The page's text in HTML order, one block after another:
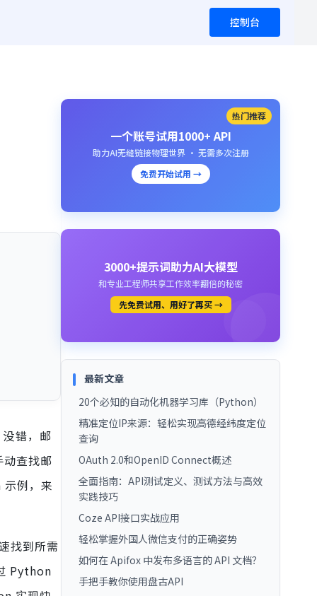
控制台
错，邮
查找邮
例，来
找到所需
Python
热门推荐
一个账号试用1000+ API
助力AI无缝链接物理世界 · 无需多次注册
免费开始试用 →
3000+提示词助力AI大模型
和专业工程师共享工作效率翻倍的秘密
先免费试用、用好了再买 →
最新文章
20个必知的自动化机器学习库（Python）
精准定位IP来源：轻松实现高德经纬度定位
查询
OAuth 2.0和OpenID Connect概述
全面指南：API测试定义、测试方法与高效
实践技巧
Coze API接口实战应用
轻松掌握外国人微信支付的正确姿势
如何在 Apifox 中发布多语言的 API 文档？
手把手教你使用盘古API